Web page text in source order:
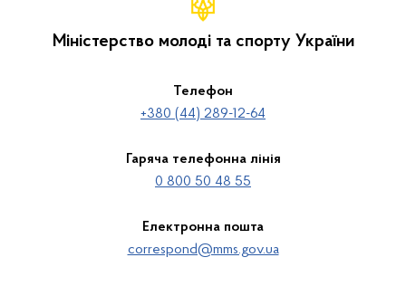
Міністерство молоді та спорту України
Телефон
+380 (44) 289-12-64
Гаряча телефонна лінія
0 800 50 48 55
Електронна пошта
correspond@mms.gov.ua